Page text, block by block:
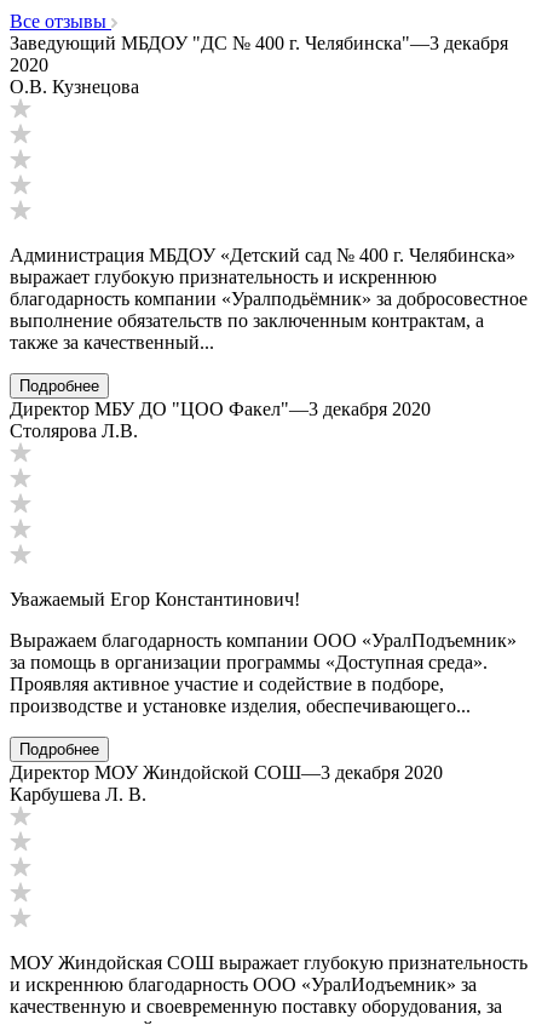
Все отзывы
Заведующий МБДОУ "ДС № 400 г. Челябинска"—3 декабря
2020
О.В. Кузнецова
Администрация МБДОУ «Детский сад № 400 г. Челябинска»
выражает глубокую признательность и искреннюю
благодарность компании «Уралподьёмник» за добросовестное
выполнение обязательств по заключенным контрактам, а
также за качественный...
Подробнее
Директор МБУ ДО "ЦОО Факел"—3 декабря 2020
Столярова Л.В.
Уважаемый Егор Константинович!
Выражаем благодарность компании ООО «УралПодъемник»
за помощь в организации программы «Доступная среда».
Проявляя активное участие и содействие в подборе,
производстве и установке изделия, обеспечивающего...
Подробнее
Директор МОУ Жиндойской СОШ—3 декабря 2020
Карбушева Л. В.
МОУ Жиндойская СОШ выражает глубокую признательность
и искреннюю благодарность ООО «УралИодъемник» за
качественную и своевременную поставку оборудования, за